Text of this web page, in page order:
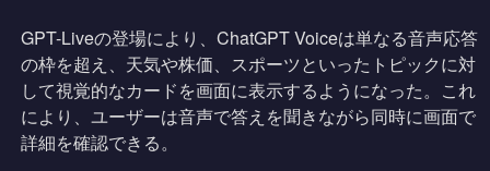
GPT-Liveの登場により、ChatGPT Voiceは単なる音声応答
の枠を超え、天気や株価、スポーツといったトピックに対
して視覚的なカードを画面に表示するようになった。これ
により、ユーザーは音声で答えを聞きながら同時に画面で
詳細を確認できる。